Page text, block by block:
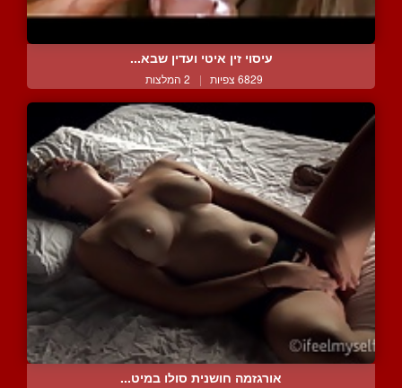
עיסוי זין איטי ועדין שבא...
6829 צפיות | 2 המלצות
אורגזמה חושנית סולו במיט...